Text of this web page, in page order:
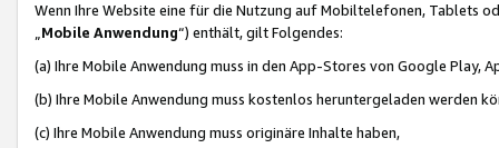
Wenn Ihre Website eine für die Nutzung auf Mobiltelefonen, Tablets
„Mobile Anwendung“) enthält, gilt Folgendes:
(a) Ihre Mobile Anwendung muss in den App-Stores von Google Play,
(b) Ihre Mobile Anwendung muss kostenlos heruntergeladen werden
(c) Ihre Mobile Anwendung muss originäre Inhalte haben,